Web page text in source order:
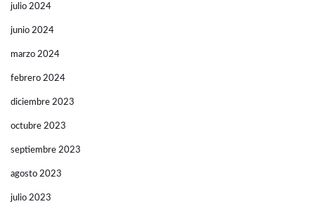
julio 2024
junio 2024
marzo 2024
febrero 2024
diciembre 2023
octubre 2023
septiembre 2023
agosto 2023
julio 2023